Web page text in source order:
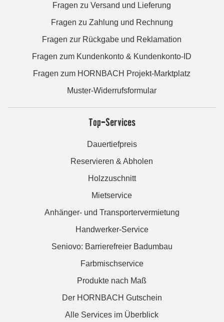
Fragen zu Versand und Lieferung
Fragen zu Zahlung und Rechnung
Fragen zur Rückgabe und Reklamation
Fragen zum Kundenkonto & Kundenkonto-ID
Fragen zum HORNBACH Projekt-Marktplatz
Muster-Widerrufsformular
Top-Services
Dauertiefpreis
Reservieren & Abholen
Holzzuschnitt
Mietservice
Anhänger- und Transportervermietung
Handwerker-Service
Seniovo: Barrierefreier Badumbau
Farbmischservice
Produkte nach Maß
Der HORNBACH Gutschein
Alle Services im Überblick